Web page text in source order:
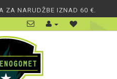
ZA NARUDŽBE IZNAD 60 €.